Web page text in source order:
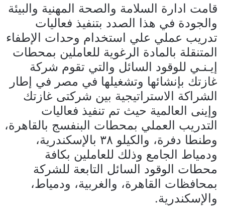
قامت ادارة السلامة والصحة المهنية والبيئة
والجودة في هذا الصدد بتنفيذ فعاليات
تدريب عملي علي استخدام وحدات الإطفاء
المتنقلة بالمادة الرغوية للعاملين بمحطات
إيـنـي للوقود السائل والتي تقوم شركة
غازتك بإنشائها وتشغيلها في مصر في إطار
الشراكة الاستراتيجية بين شركتى غازتك
وإينى العالمية حيث تم تنفيذ فعاليات
التدريب العملي بمحطات البنفسج بالقاهرة،
وطنطا دفرة، والكيلو ٣٨ بالإسكندرية،
ودمياط الجامع وذلك للعاملين بكافة
محطات الوقود السائل التابعة للشركة
بمحافظات القاهرة، والغربية، ودمياط،
والإسكندرية.